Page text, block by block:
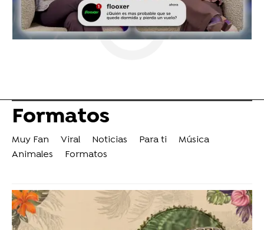
Formatos
Muy Fan Viral Noticias Para ti
Música
Animales
Formatos